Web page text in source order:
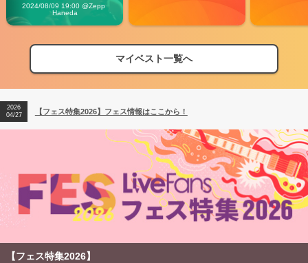
Vibes
2024/08/09 19:00 @Zepp
Haneda
マイベスト一覧へ
【フェス特集2026】フェス情報はここから！
【ライブ動員ランキング】2026年上半期編発表！
2026
04/27
【フェス特集2026】フェス情報はここから！
2026
【ライブ動員ランキング】2026年上半期編発表！
【フェス特集2026】